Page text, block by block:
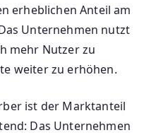
erheblichen Anteil am
Unternehmen nutzt
mehr Nutzer zu
weiter zu erhöhen.
ist der Marktanteil
Das Unternehmen